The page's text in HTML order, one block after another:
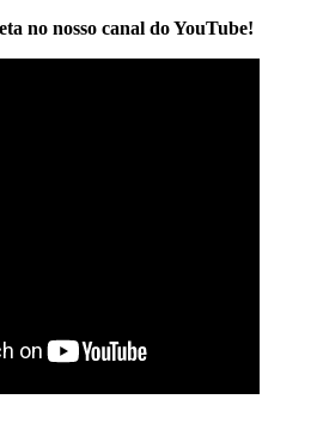
no nosso canal do YouTube!